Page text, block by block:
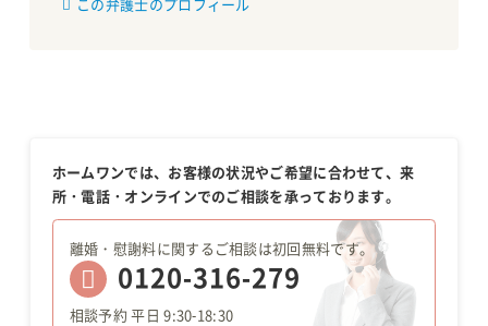
ホームワンでは、お客様の状況やご希望に合わせて、来
所・電話・オンラインでのご相談を承っております。
離婚・慰謝料に関するご相談は初回無料です。
0120-316-279
相談予約 平日 9:30-18:30